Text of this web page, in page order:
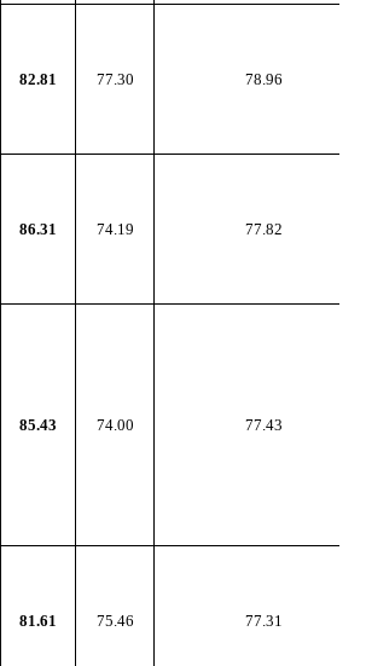
82.81 77.30 78.96
86.31 74.19 77.82
85.43 74.00 77.43
81.61 75.46 77.31